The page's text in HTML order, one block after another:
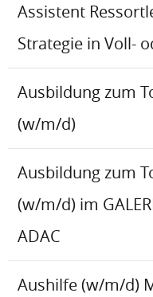
Assistent
Strategie in Voll-
Ausbildung zum
(w/m/d)
Ausbildung zum
(w/m/d) im
ADAC
Aushilfe (w/m/d)